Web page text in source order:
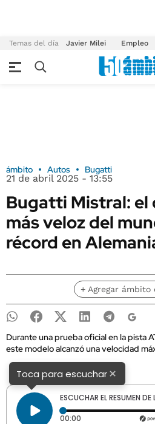
Temas del día Javier Milei Empleo
ámbito Autos Bugatti
21 de abril 2025 - 13:55
Bugatti Mistral: el
más veloz del
récord en
+ Agregar ámbito
Durante una prueba oficial en la pista
este modelo alcanzó una velocidad
Toca para escuchar×
ESCUCHAR EL RESUMEN
00:00 Tiempo